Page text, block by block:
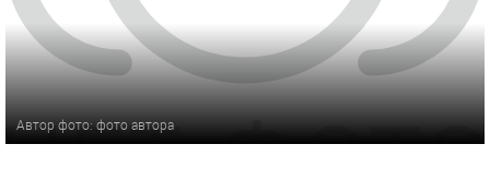
Автор фото: фото автора